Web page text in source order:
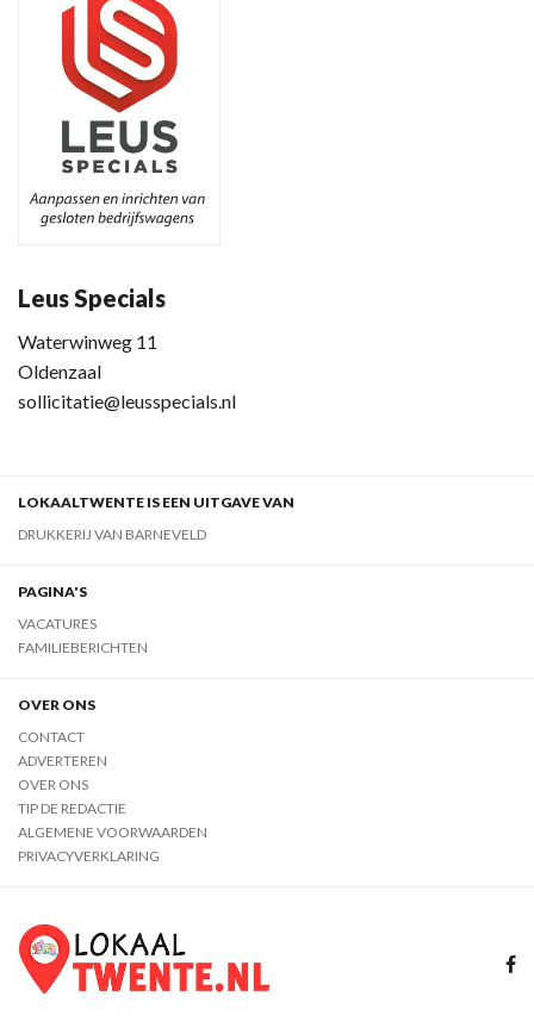
Leus Specials
Waterwinweg 11
Oldenzaal
sollicitatie@leusspecials.nl
LOKAALTWENTE IS EEN UITGAVE VAN
DRUKKERIJ VAN BARNEVELD
PAGINA'S
VACATURES
FAMILIEBERICHTEN
OVER ONS
CONTACT
ADVERTEREN
OVER ONS
TIP DE REDACTIE
ALGEMENE VOORWAARDEN
PRIVACYVERKLARING